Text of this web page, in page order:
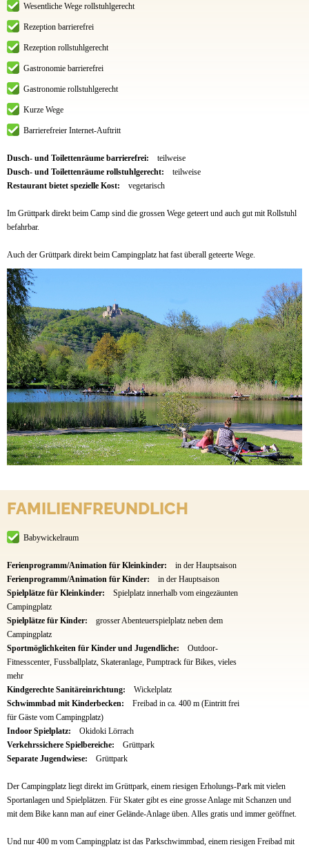
Wesentliche Wege rollstuhlgerecht
Rezeption barrierefrei
Rezeption rollstuhlgerecht
Gastronomie barrierefrei
Gastronomie rollstuhlgerecht
Kurze Wege
Barrierefreier Internet-Auftritt
Dusch- und Toilettenräume barrierefrei:
teilweise
Dusch- und Toilettenräume rollstuhlgerecht:
teilweise
Restaurant bietet spezielle Kost:
vegetarisch
Im Grüttpark direkt beim Camp sind die grossen Wege geteert und auch gut mit Rollstuhl
befahrbar.
Auch der Grüttpark direkt beim Campingplatz hat fast überall geteerte Wege.
FAMILIENFREUNDLICH
Babywickelraum
Ferienprogramm/Animation für Kleinkinder:
in der Hauptsaison
Ferienprogramm/Animation für Kinder:
in der Hauptsaison
Spielplätze für Kleinkinder:
Spielplatz innerhalb vom eingezäunten
Campingplatz
Spielplätze für Kinder:
grosser Abenteuerspielplatz neben dem
Campingplatz
Sportmöglichkeiten für Kinder und Jugendliche:
Outdoor-
Fitnesscenter, Fussballplatz, Skateranlage, Pumptrack für Bikes, vieles
mehr
Kindgerechte Sanitäreinrichtung:
Wickelplatz
Schwimmbad mit Kinderbecken:
Freibad in ca. 400 m (Eintritt frei
für Gäste vom Campingplatz)
Indoor Spielplatz:
Okidoki Lörrach
Verkehrssichere Spielbereiche:
Grüttpark
Separate Jugendwiese:
Grüttpark
Der Campingplatz liegt direkt im Grüttpark, einem riesigen Erholungs-Park mit vielen
Sportanlagen und Spielplätzen. Für Skater gibt es eine grosse Anlage mit Schanzen und
mit dem Bike kann man auf einer Gelände-Anlage üben. Alles gratis und immer geöffnet.
Und nur 400 m vom Campingplatz ist das Parkschwimmbad, einem riesigen Freibad mit